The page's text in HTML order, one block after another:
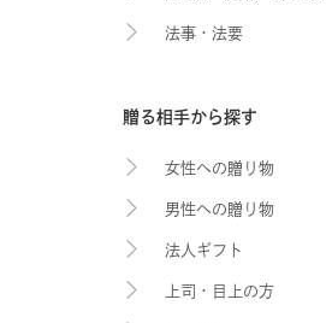
法事・法要
贈る相手から探す
女性への贈り物
男性への贈り物
法人ギフト
上司・目上の方